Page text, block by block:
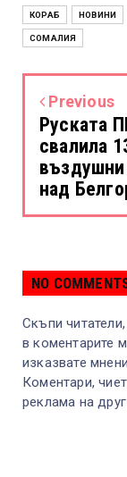
КОРАБ НОВИНИ
СОМАЛИЯ
Previous
Руската
свалила
над
NO
Скъпи читатели,
в коментарите
изказвате
Коментари,
реклама на